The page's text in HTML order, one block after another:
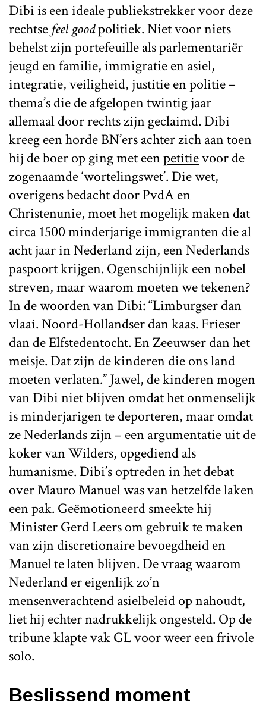
Dibi is een ideale publiekstrekker voor deze
rechtse feel goodpolitiek. Niet voor niets
behelst zijn portefeuille als parlementariër
jeugd en familie, immigratie en asiel,
integratie, veiligheid, justitie en politie –
thema’s die de afgelopen twintig jaar
allemaal door rechts zijn geclaimd. Dibi
kreeg een horde BN’ers achter zich aan toen
hij de boer op ging met eenpetitievoor de
zogenaamde ‘wortelingswet’. Die wet,
overigens bedacht door PvdA en
Christenunie, moet het mogelijk maken dat
circa 1500 minderjarige immigranten die al
acht jaar in Nederland zijn, een Nederlands
paspoort krijgen. Ogenschijnlijk een nobel
streven, maar waarom moeten we tekenen?
In de woorden van Dibi: “Limburgser dan
vlaai. Noord-Hollandser dan kaas. Frieser
dan de Elfstedentocht. En Zeeuwser dan het
meisje. Dat zijn de kinderen die ons land
moeten verlaten.” Jawel, de kinderen mogen
van Dibi niet blijven omdat het onmenselijk
is minderjarigen te deporteren, maar omdat
ze Nederlands zijn – een argumentatie uit de
koker van Wilders, opgediend als
humanisme. Dibi’s optreden in het debat
over Mauro Manuel was van hetzelfde laken
een pak. Geëmotioneerd smeekte hij
Minister Gerd Leers om gebruik te maken
van zijn discretionaire bevoegdheid en
Manuel te laten blijven. De vraag waarom
Nederland er eigenlijk zo’n
mensenverachtend asielbeleid op nahoudt,
liet hij echter nadrukkelijk ongesteld. Op de
tribune klapte vak GL voor weer een frivole
solo.
Beslissend moment